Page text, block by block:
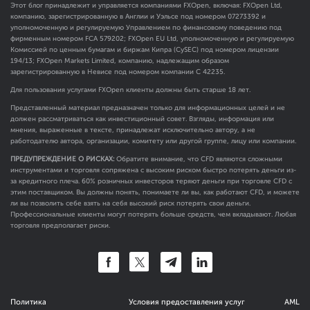
Этот блог принадлежит и управляется компаниями FXOpen, включая: FXOpen Ltd,
компанию, зарегистрированную в Англии и Уэльсе под номером 07273392 и
уполномоченную и регулируемую Управлением по финансовому поведению под
фирменным номером FCA 579202; FXOpen EU Ltd, уполномоченную и регулируемую
Комиссией по ценным бумагам и биржам Кипра (CySEC) под номером лицензии
194/13; FXOpen Markets Limited, компанию, надлежащим образом
зарегистрированную в Невисе под номером компании C 42235.
Для пользования услугами FXOpen клиенты должны быть старше 18 лет.
Представленный материал предназначен только для информационных целей и не
должен рассматриваться как инвестиционный совет. Взгляды, информация или
мнения, выраженные в тексте, принадлежат исключительно автору, а не
работодателю автора, организации, комитету или другой группе, лицу или компании.
ПРЕДУПРЕЖДЕНИЕ О РИСКАХ: Обратите внимание, что CFD являются сложными
инструментами и торговля сопряжена с высоким риском быстро потерять деньги из-
за кредитного плеча. 60% розничных инвесторов теряют деньги при торговле CFD с
этим поставщиком. Вы должны понять, понимаете ли вы, как работают CFD, и можете
ли вы позволить себе взять на себя высокий риск потерять свои деньги.
Профессиональные клиенты могут потерять больше средств, чем вкладывают. Любая
торговля предполагает риски.
Политика Условия предоставления услуг AML